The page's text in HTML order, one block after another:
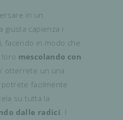
in un
giusta capienza i
facendo in modo che
loro mescolando con
otterrete un una
facilmente
su tutta la
dalle radici . I